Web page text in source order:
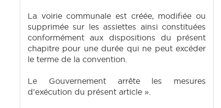
La voirie communale est créée, modifiée ou
supprimée sur les assiettes ainsi constituées
conformément aux dispositions du présent
chapitre pour une durée qui ne peut excéder
le terme de la convention.
Le Gouvernement arrête les mesures
d'exécution du présent article ».